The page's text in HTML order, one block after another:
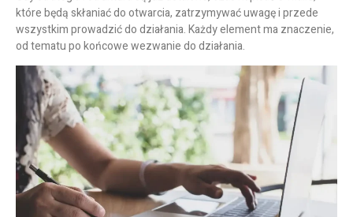
które będą skłaniać do otwarcia, zatrzymywać uwagę i przede
wszystkim prowadzić do działania. Każdy element ma znaczenie,
od tematu po końcowe wezwanie do działania.